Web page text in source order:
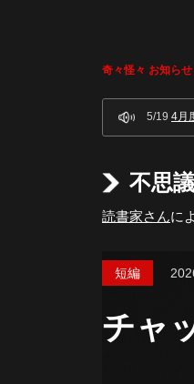
奇々怪々 お知らせ
5/19 4月
不思
読書家さんに
チャ
短編